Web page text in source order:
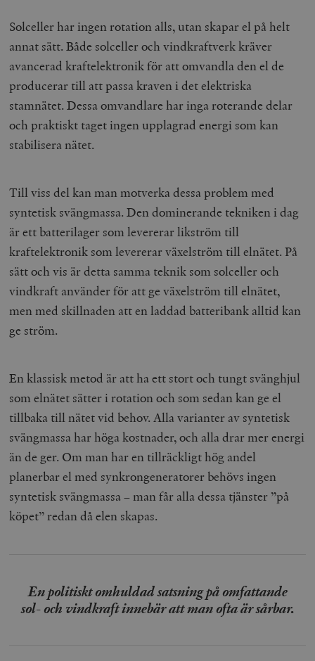
Solceller har ingen rotation alls, utan skapar el på helt
annat sätt. Både solceller och vindkraftverk kräver
avancerad kraftelektronik för att omvandla den el de
producerar till att passa kraven i det elektriska
stamnätet. Dessa omvandlare har inga roterande delar
och praktiskt taget ingen upplagrad energi som kan
stabilisera nätet.
Till viss del kan man motverka dessa problem med
syntetisk svängmassa. Den dominerande tekniken i dag
är ett batterilager som levererar likström till
kraftelektronik som levererar växelström till elnätet. På
sätt och vis är detta samma teknik som solceller och
vindkraft använder för att ge växelström till elnätet,
men med skillnaden att en laddad batteribank alltid kan
ge ström.
En klassisk metod är att ha ett stort och tungt svänghjul
som elnätet sätter i rotation och som sedan kan ge el
tillbaka till nätet vid behov. Alla varianter av syntetisk
svängmassa har höga kostnader, och alla drar mer energi
än de ger. Om man har en tillräckligt hög andel
planerbar el med synkrongeneratorer behövs ingen
syntetisk svängmassa – man får alla dessa tjänster ”på
köpet” redan då elen skapas.
En politiskt omhuldad satsning på omfattande
sol- och vindkraft innebär att man ofta är sårbar.